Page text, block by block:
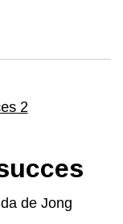
de Jong